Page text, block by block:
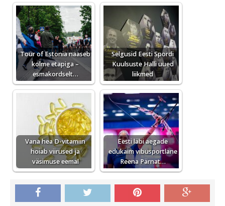
Tour of Estonia naaseb
kolme etapiga –
esmakordselt…
Selgusid Eesti Spordi
Kuulsuste Halli uued
liikmed
Vana hea D-vitamiin
hoiab viirused ja
väsimuse eemal
Eesti läbi aegade
edukaim vibusportlane
Reena Pärnat…